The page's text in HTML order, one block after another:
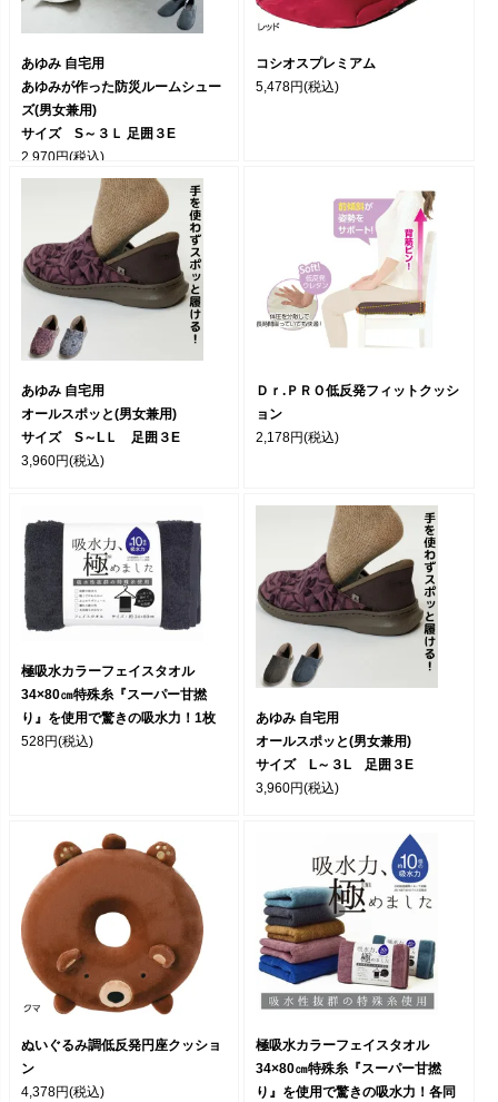
あゆみ 自宅用
あゆみが作った防災ルームシュー
ズ(男女兼用)
サイズ S～３Ｌ 足囲３E
2,970円(税込)
コシオスプレミアム
5,478円(税込)
あゆみ 自宅用
オールスポッと(男女兼用)
サイズ S～LＬ 足囲３E
3,960円(税込)
Ｄｒ.ＰＲＯ低反発フィットクッシ
ョン
2,178円(税込)
極吸水カラーフェイスタオル
34×80㎝特殊糸『スーパー甘撚
り』を使用で驚きの吸水力！1枚
528円(税込)
あゆみ 自宅用
オールスポッと(男女兼用)
サイズ L～３L 足囲３E
3,960円(税込)
ぬいぐるみ調低反発円座クッショ
ン
4,378円(税込)
極吸水カラーフェイスタオル
34×80㎝特殊糸『スーパー甘撚
り』を使用で驚きの吸水力！各同